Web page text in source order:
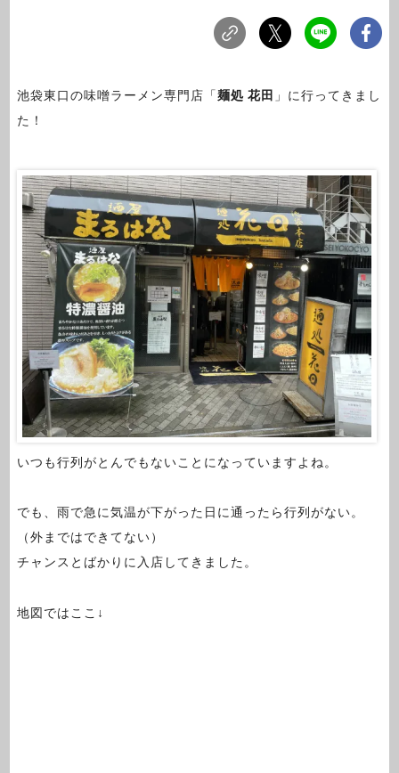
池袋東口の味噌ラーメン専門店「麺処 花田 」に行ってきまし
た！
いつも行列がとんでもないことになっていますよね。
でも、雨で急に気温が下がった日に通ったら行列がない。
（外まではできてない）
チャンスとばかりに入店してきました。
地図ではここ↓